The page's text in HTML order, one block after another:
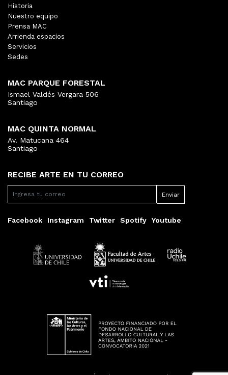
RECIBE ARTE EN TU CORREO
Facebook Instagram Twitter Spotify Youtube
Historia
Nuestro equipo
Prensa MAC
Arrienda espacios
Servicios
Sedes
MAC PARQUE FORESTAL
Ismael Valdés Vergara 506
Santiago
MAC QUINTA NORMAL
Av. Matucana 464
Santiago